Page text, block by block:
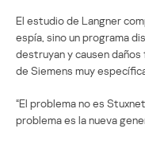
El estudio de Langner
espía, sino un programa
destruyan y causen
de Siemens muy
“El problema no es
problema es la nueva